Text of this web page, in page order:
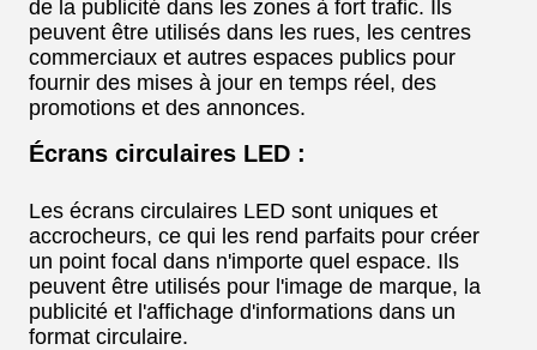
de la publicité dans les zones à fort trafic. Ils
peuvent être utilisés dans les rues, les centres
commerciaux et autres espaces publics pour
fournir des mises à jour en temps réel, des
promotions et des annonces.
Écrans circulaires LED :
Les écrans circulaires LED sont uniques et
accrocheurs, ce qui les rend parfaits pour créer
un point focal dans n'importe quel espace. Ils
peuvent être utilisés pour l'image de marque, la
publicité et l'affichage d'informations dans un
format circulaire.